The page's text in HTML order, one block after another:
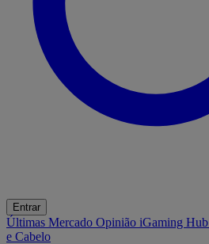
Entrar
Últimas Mercado Opinião iGaming Hub
e Cabelo